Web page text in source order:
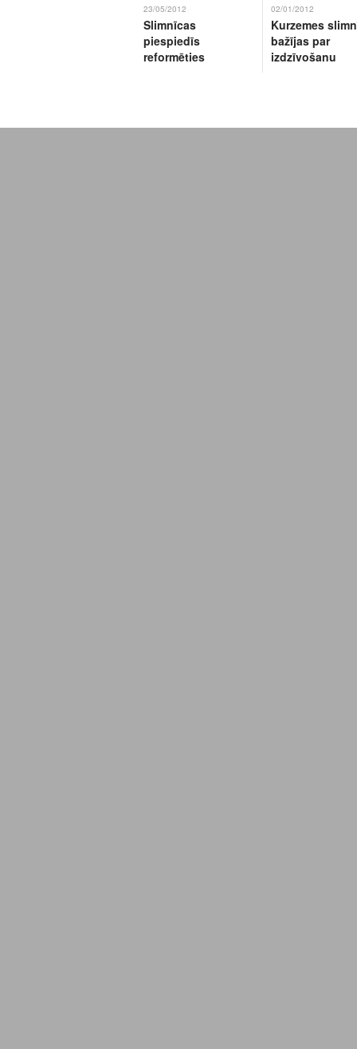
23/05/2012
Slimnīcas
piespiedīs
reformēties
02/01/2012
Kurzemes
bažījas par
izdzīvošanu